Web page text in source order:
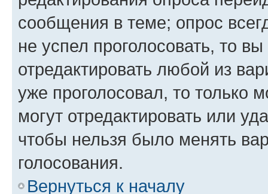
сообщения в теме; опрос
не успел проголосовать, то
отредактировать любой из
уже проголосовал, то только
могут отредактировать или
чтобы нельзя было менять
голосования.
Вернуться к началу